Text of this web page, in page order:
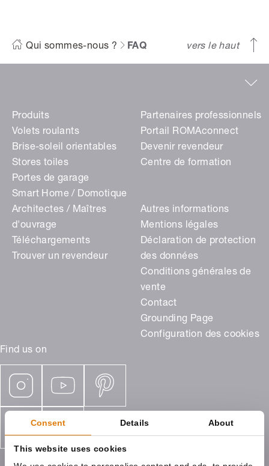
Consent Details About
This website uses cookies
Qui sommes-nous ? FAQ vers le haut
Find us on
Produits
Volets roulants
Brise-soleil orientables
Stores toiles
Portes de garage
Smart Home / Domotique
Partenaires professionnels
Portail ROMAconnect
Devenir revendeur
Centre de formation
Architectes / Maîtres
d'ouvrage
Téléchargements
Trouver un revendeur
Autres informations
Mentions légales
Déclaration de protection
des données
Conditions générales de
vente
Contact
Grounding Page
Configuration des cookies